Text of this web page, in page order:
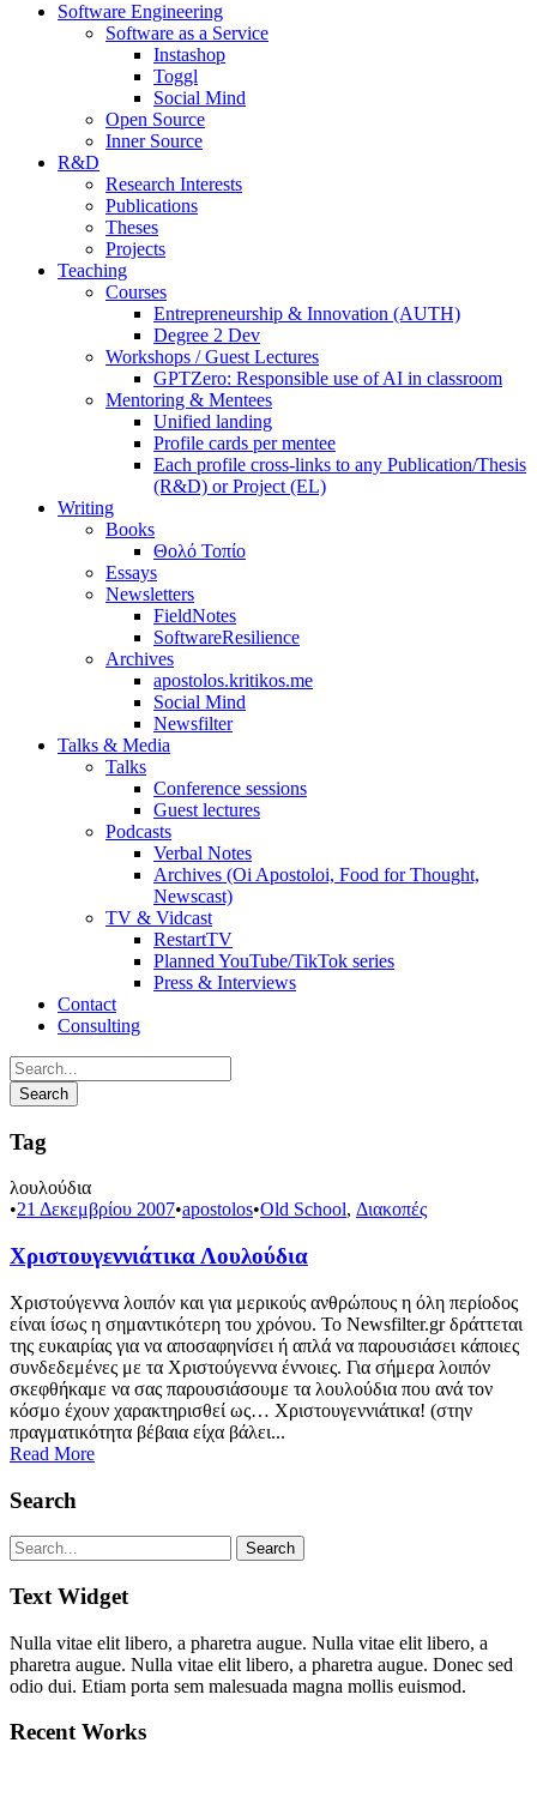
Software Engineering
Software as a Service
Instashop
Toggl
Social Mind
Open Source
Inner Source
R&D
Research Interests
Publications
Theses
Projects
Teaching
Courses
Entrepreneurship & Innovation (AUTH)
Degree 2 Dev
Workshops / Guest Lectures
GPTZero: Responsible use of AI in classroom
Mentoring & Mentees
Unified landing
Profile cards per mentee
Each profile cross-links to any Publication/Thesis
(R&D) or Project (EL)
Writing
Books
Θολό Τοπίο
Essays
Newsletters
FieldNotes
SoftwareResilience
Archives
apostolos.kritikos.me
Social Mind
Newsfilter
Talks & Media
Talks
Conference sessions
Guest lectures
Podcasts
Verbal Notes
Archives (Oi Apostoloi, Food for Thought,
Newscast)
TV & Vidcast
RestartTV
Planned YouTube/TikTok series
Press & Interviews
Contact
Consulting
Tag
λουλούδια
•21 Δεκεμβρίου 2007•apostolos•Old School, Διακοπές
Χριστουγεννιάτικα Λουλούδια
Χριστούγεννα λοιπόν και για μερικούς ανθρώπους η όλη περίοδος
είναι ίσως η σημαντικότερη του χρόνου. Το Newsfilter.gr δράττεται
της ευκαιρίας για να αποσαφηνίσει ή απλά να παρουσιάσει κάποιες
συνδεδεμένες με τα Χριστούγεννα έννοιες. Για σήμερα λοιπόν
σκεφθήκαμε να σας παρουσιάσουμε τα λουλούδια που ανά τον
κόσμο έχουν χαρακτηρισθεί ως… Χριστουγεννιάτικα! (στην
πραγματικότητα βέβαια είχα βάλει...
Read More
Search
Text Widget
Nulla vitae elit libero, a pharetra augue. Nulla vitae elit libero, a
pharetra augue. Nulla vitae elit libero, a pharetra augue. Donec sed
odio dui. Etiam porta sem malesuada magna mollis euismod.
Recent Works